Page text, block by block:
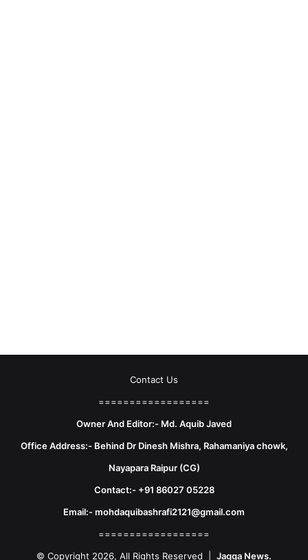
Contact Us
==================
Owner And Editor:- Md. Aquib Javed
Office Address:- Behind Dr Dinesh Mishra, Rahamaniya chowk,
Nayapara Raipur (CG)
Contact:- +91 86027 05228
Email:- mohdaquibashrafi2121@gmail.com
==================
© Copyright 2026, All Rights Reserved | Jagga News.